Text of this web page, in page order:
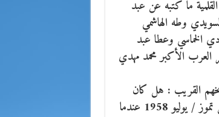
ما كتبه عن عبد
وطه الهاشمي
الخماسي وعطا عبد
العرب الأكبر محمد مهدي
القريب : هل كان
الامير عبد الإله يستحق فعلا تلك النهاية المأساوية في صباح الرابع عشر من تموز / يوليو 1958 عندما